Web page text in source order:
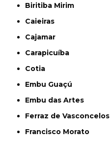
Biritiba Mirim
Caieiras
Cajamar
Carapicuíba
Cotia
Embu Guaçú
Embu das Artes
Ferraz de Vasconcelos
Francisco Morato